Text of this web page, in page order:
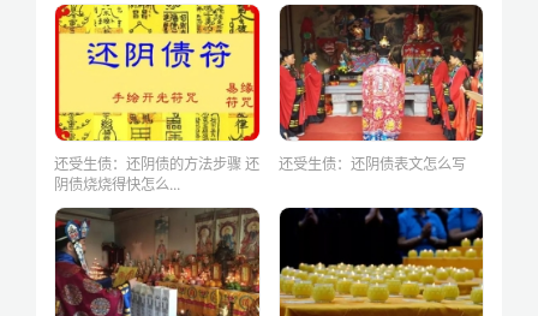
还受生债：还阴债的方法步骤 还
阴债烧烧得快怎么...
还受生债：还阴债表文怎么写